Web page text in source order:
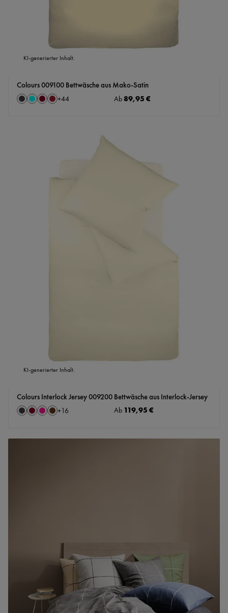
KI-generierter Inhalt.
Colours 009100 Bettwäsche aus Mako-Satin
Farbeauswählen
Anthrazit
AquaBordeaux
Cassis
+44 Regulärer Preis:
Ab89,95 €
KI-generierter Inhalt.
Colours Interlock Jersey 009200 Bettwäsche aus Interlock-Jersey
Farbeauswählen
Anthrazit
Bordeaux
Dunkelrosa
Mokka
+16 Regulärer Preis:
Ab 119,95 €